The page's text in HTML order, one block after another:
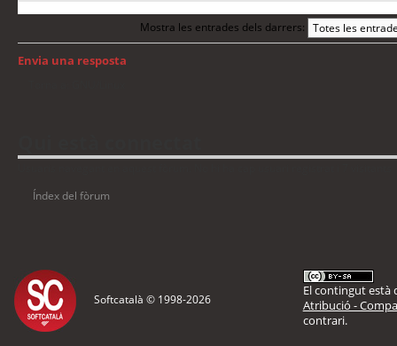
Mostra les entrades dels darrers:
Envia una resposta
Índex del fòrum
Softcatalà © 1998-2026
El contingut està
Atribució -
contrari.